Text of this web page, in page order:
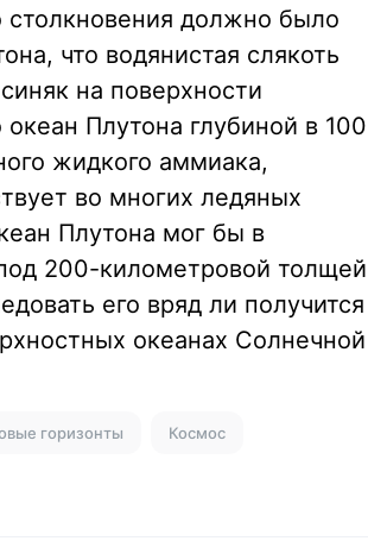
столкновения должно было
что водянистая слякоть
на поверхности
Плутона глубиной в 100
жидкого аммиака,
во многих ледяных
Плутона мог бы в
200-километровой толщей
его вряд ли получится
океанах Солнечной
горизонты Космос